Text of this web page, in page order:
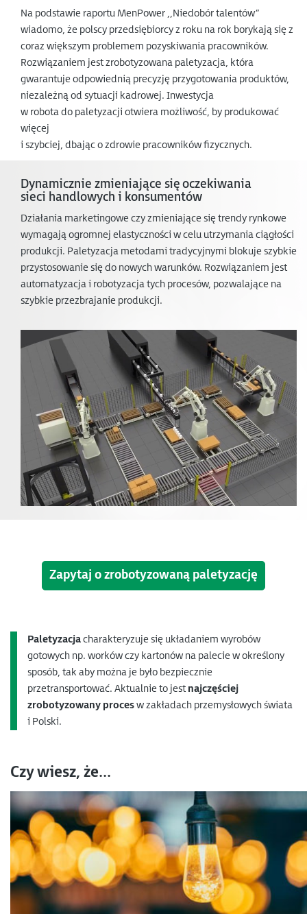
Na podstawie raportu MenPower ,,Niedobór talentów”
wiadomo, że polscy przedsiębiorcy z roku na rok borykają się z
coraz większym problemem pozyskiwania pracowników.
Rozwiązaniem jest zrobotyzowana paletyzacja, która
gwarantuje odpowiednią precyzję przygotowania produktów,
niezależną od sytuacji kadrowej. Inwestycja
w robota do paletyzacji otwiera możliwość, by produkować
więcej
i szybciej, dbając o zdrowie pracowników fizycznych.
Dynamicznie zmieniające się oczekiwania
sieci handlowych i konsumentów
Działania marketingowe czy zmieniające się trendy rynkowe
wymagają ogromnej elastyczności w celu utrzymania ciągłości
produkcji. Paletyzacja metodami tradycyjnymi blokuje szybkie
przystosowanie się do nowych warunków. Rozwiązaniem jest
automatyzacja i robotyzacja tych procesów, pozwalające na
szybkie przezbrajanie produkcji.
Zapytaj o zrobotyzowaną paletyzację
Paletyzacjacharakteryzuje się układaniem wyrobów
gotowych np. worków czy kartonów na palecie w określony
sposób, tak aby można je było bezpiecznie
przetransportować. Aktualnie to jest najczęściej
zrobotyzowany procesw zakładach przemysłowych świata
i Polski.
Czy wiesz, że...